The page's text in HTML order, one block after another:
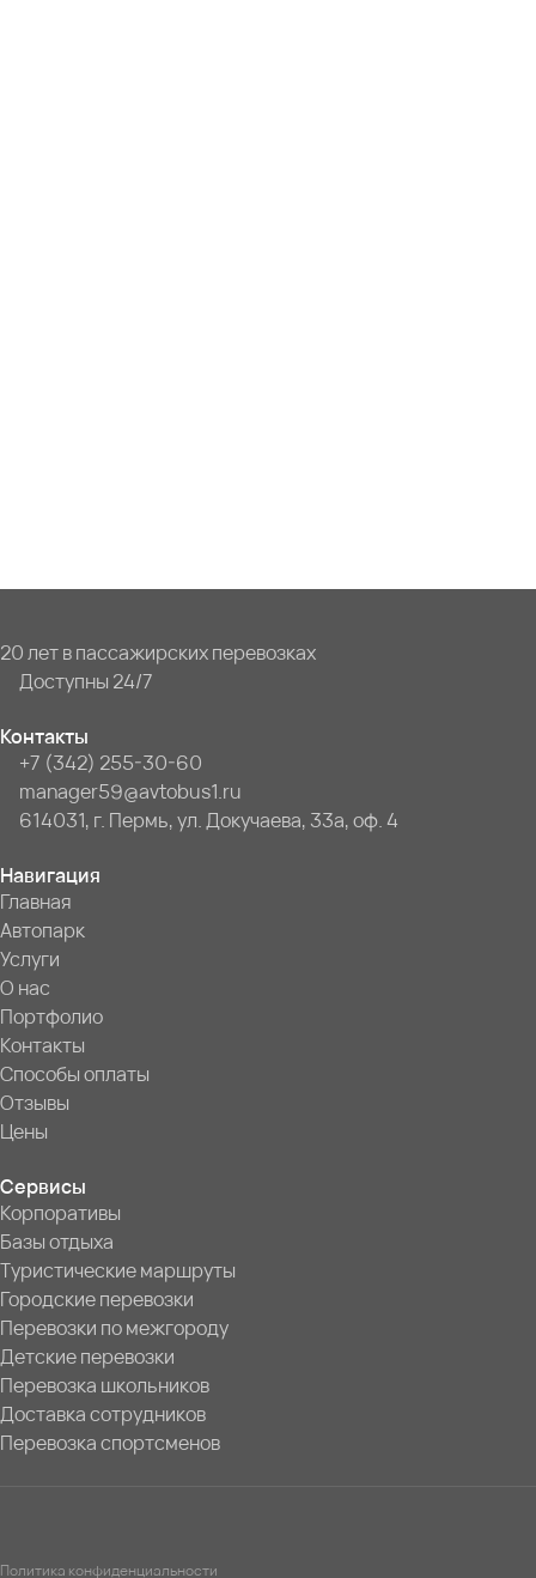
20 лет в пассажирских перевозках
Доступны 24/7
Контакты
+7 (342) 255-30-60
manager59@avtobus1.ru
614031, г. Пермь, ул. Докучаева, 33а, оф. 4
Навигация
Главная
Автопарк
Услуги
О нас
Портфолио
Контакты
Способы оплаты
Отзывы
Цены
Сервисы
Корпоративы
Базы отдыха
Туристические маршруты
Городские перевозки
Перевозки по межгороду
Детские перевозки
Перевозка школьников
Доставка сотрудников
Перевозка спортсменов
Политика конфиденциальности